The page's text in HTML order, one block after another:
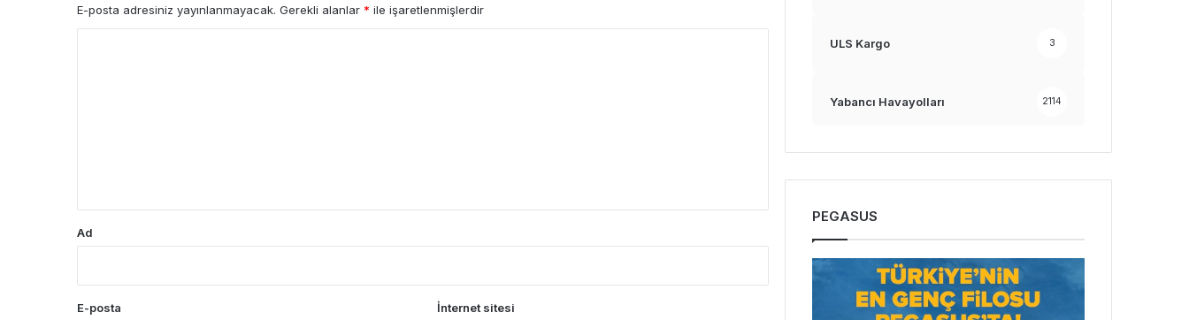
E-posta adresiniz yayınlanmayacak. Gerekli alanlar * ile işaretlenmişlerdir
Ad
E-posta İnternet sitesi
ULS Kargo 3
Yabancı Havayolları 2114
PEGASUS